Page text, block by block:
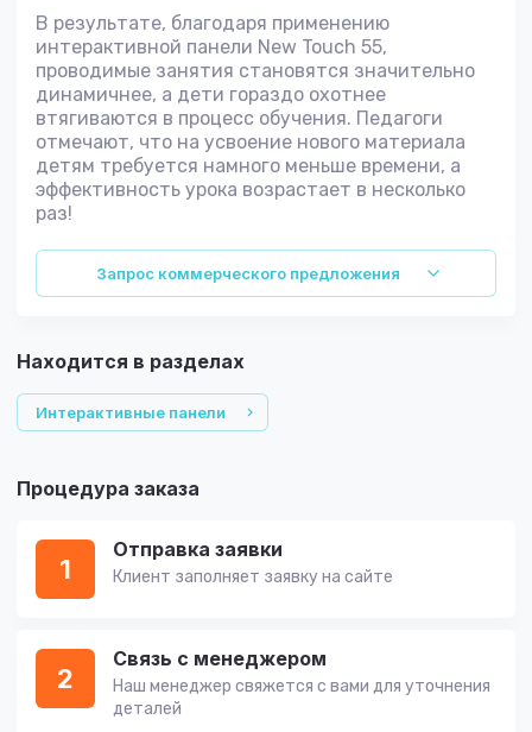
В результате, благодаря применению
интерактивной панели New Touch 55,
проводимые занятия становятся значительно
динамичнее, а дети гораздо охотнее
втягиваются в процесс обучения. Педагоги
отмечают, что на усвоение нового материала
детям требуется намного меньше времени, а
эффективность урока возрастает в несколько
раз!
Запрос коммерческого предложения
Находится в разделах
Интерактивные панели
Процедура заказа
1
Отправка заявки
Клиент заполняет заявку на сайте
2
Связь с менеджером
Наш менеджер свяжется с вами для уточнения
деталей